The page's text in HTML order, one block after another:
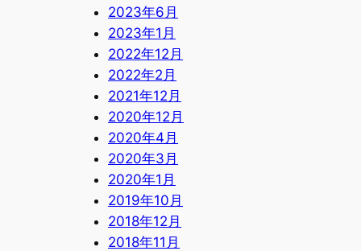
2023年6月
2023年1月
2022年12月
2022年2月
2021年12月
2020年12月
2020年4月
2020年3月
2020年1月
2019年10月
2018年12月
2018年11月